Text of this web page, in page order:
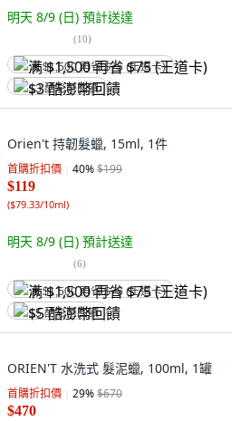
明天 8/9 (日) 預計送達
(10)
满 $1,500 再省 $75 (王道卡)
$3 酷澎幣回饋
Orien't 持韌髮蠟, 15ml, 1件
首購折扣價 40%$199
$119
($79.33/10ml)
明天 8/9 (日) 預計送達
(6)
满 $1,500 再省 $75 (王道卡)
$5 酷澎幣回饋
ORIEN'T 水洗式 髮泥蠟, 100ml, 1罐
首購折扣價 29%$670
$470